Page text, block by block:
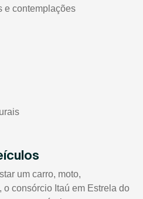
e contemplações
um carro, moto,
consórcio Itaú em Estrela do